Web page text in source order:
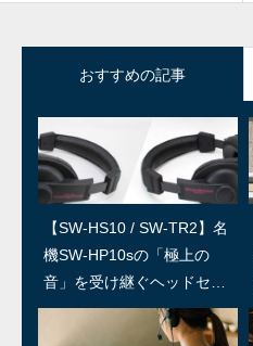
おすすめの記事
【SW-HS10 / SW-TR2】名
機SW-HP10sの「極上の
音」を受け継ぐヘッドセッ
ト
SWユーザー訪問：第5回 上
田温泉祥園 寿久庵 久保さ
ん